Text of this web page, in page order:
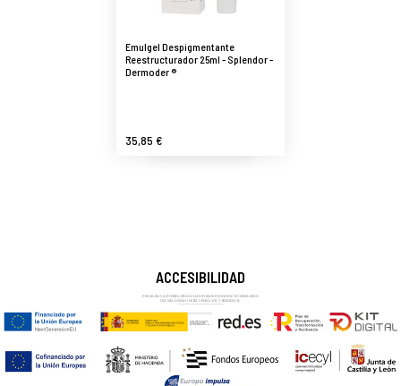
Emulgel Despigmentante
Reestructurador 25ml - Splendor -
Dermoder ®
35,85 €
ACCESIBILIDAD